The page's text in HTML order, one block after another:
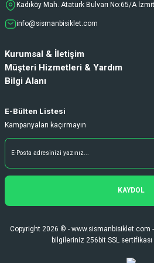
sorunsuz elime ulaştı ürünler kaliteli
duruyor koltuk zaten full konfor
Gökhan Türkekul | 22/06/2026
Her şey kusursuzdu çok memnun kaldım
alışveriş yapacağım
Deneyimini Paylaş
Kadıköy Mah. Atatürk Bulvarı No:65/A
info@sismanbisiklet.com
Kurumsal & İletişim
Müşteri Hizmetleri & Yardım
Bilgi Alanı
E-Bülten Listesi
Kampanyaları kaçırmayın
KAYDOL
Copyright 2026 © - www.sismanbisiklet.com -
bilgileriniz 256bit SSL